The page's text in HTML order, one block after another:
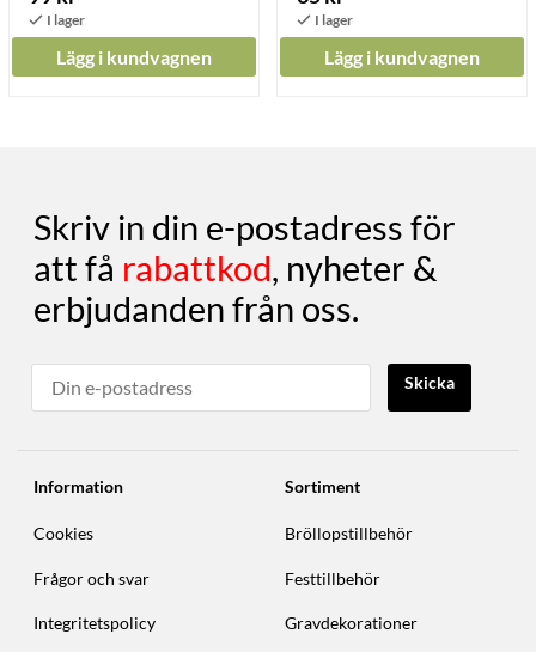
Lägg i kundvagnen Lägg i kundvagnen
Skriv in din e-postadress för
att få rabattkod, nyheter &
erbjudanden från oss.
Skicka
Information
Cookies
Frågor och svar
Integritetspolicy
Sortiment
Bröllopstillbehör
Festtillbehör
Gravdekorationer